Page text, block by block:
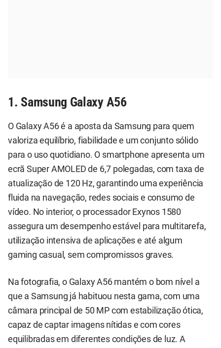
1. Samsung Galaxy A56
O Galaxy A56 é a aposta da Samsung para quem
valoriza equilíbrio, fiabilidade e um conjunto sólido
para o uso quotidiano. O smartphone apresenta um
ecrã Super AMOLED de 6,7 polegadas, com taxa de
atualização de 120 Hz, garantindo uma experiência
fluida na navegação, redes sociais e consumo de
vídeo. No interior, o processador Exynos 1580
assegura um desempenho estável para multitarefa,
utilização intensiva de aplicações e até algum
gaming casual, sem compromissos graves.
Na fotografia, o Galaxy A56 mantém o bom nível a
que a Samsung já habituou nesta gama, com uma
câmara principal de 50 MP com estabilização ótica,
capaz de captar imagens nítidas e com cores
equilibradas em diferentes condições de luz. A